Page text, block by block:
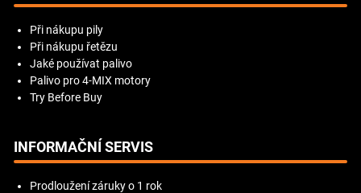
Při nákupu pily
Při nákupu řetězu
Jaké používat palivo
Palivo pro 4-MIX motory
Try Before Buy
INFORMAČNÍ SERVIS
Prodloužení záruky o 1 rok